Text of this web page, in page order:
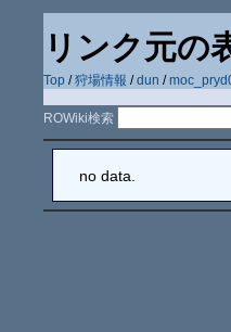
リンク元の
Top /狩場情報 /dun /
ROWiki検索
no data.